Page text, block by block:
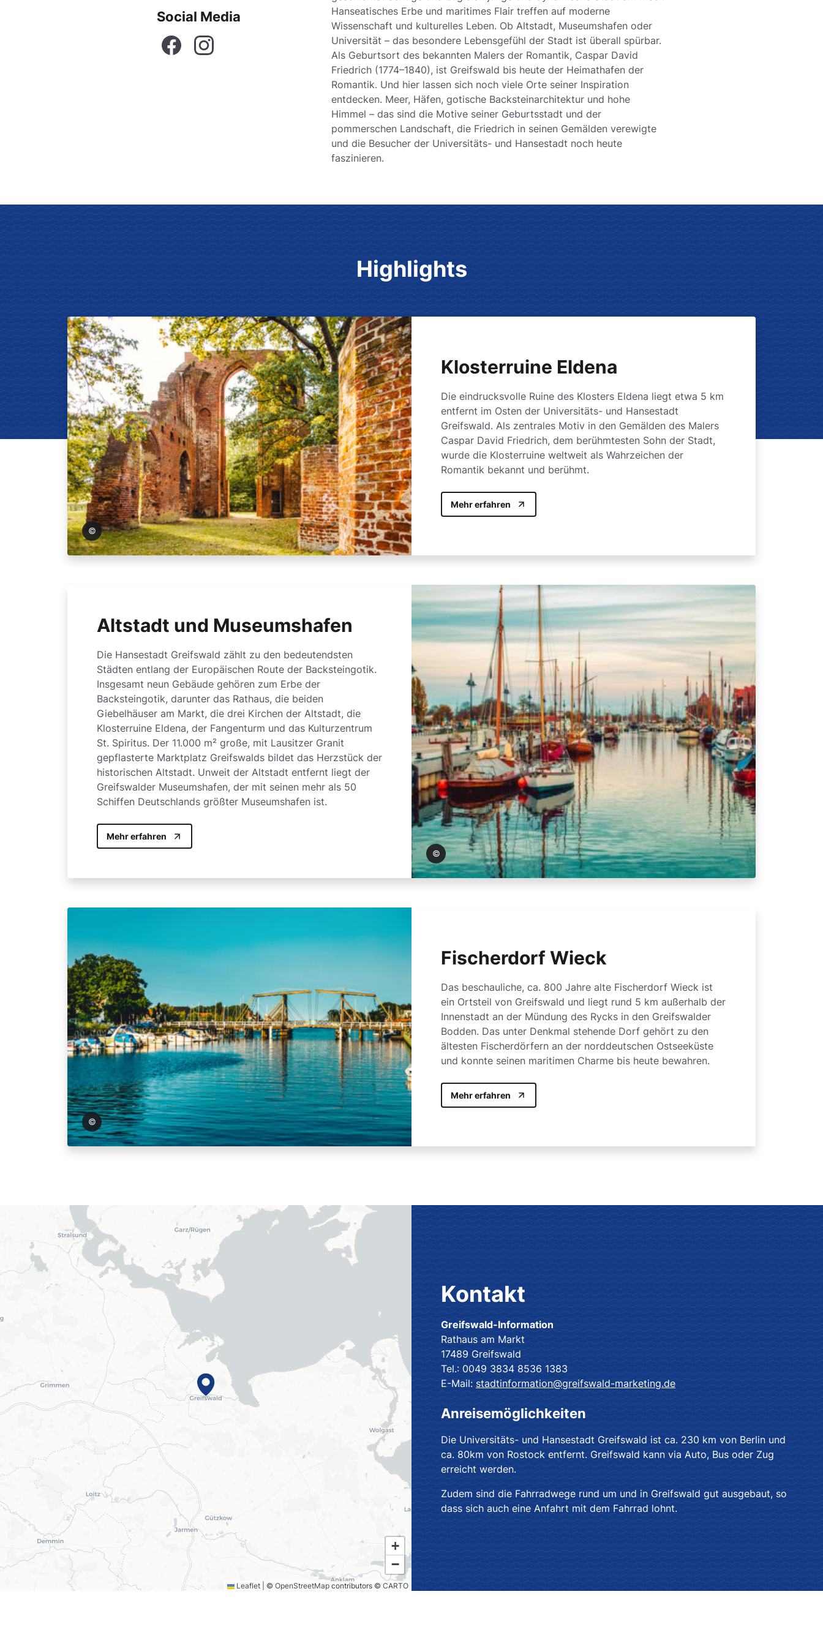
Hanseatisches Erbe und maritimes Flair treffen auf moderne
Wissenschaft und kulturelles Leben. Ob Altstadt, Museumshafen oder
Universität – das besondere Lebensgefühl der Stadt ist überall spürbar.
Als Geburtsort des bekannten Malers der Romantik, Caspar David
Friedrich (1774–1840), ist Greifswald bis heute der Heimathafen der
Romantik. Und hier lassen sich noch viele Orte seiner Inspiration
entdecken. Meer, Häfen, gotische Backsteinarchitektur und hohe
Himmel – das sind die Motive seiner Geburtsstadt und der
pommerschen Landschaft, die Friedrich in seinen Gemälden verewigte
und die Besucher der Universitäts- und Hansestadt noch heute
faszinieren.
Social Media
FacebookInstagram
Highlights
Wally Pruss
Klosterruine Eldena
Die eindrucksvolle Ruine des Klosters Eldena liegt etwa 5 km
entfernt im Osten der Universitäts- und Hansestadt
Greifswald. Als zentrales Motiv in den Gemälden des Malers
Caspar David Friedrich, dem berühmtesten Sohn der Stadt,
wurde die Klosterruine weltweit als Wahrzeichen der
Romantik bekannt und berühmt.
Mehr erfahren
Wally Pruss
Altstadt und Museumshafen
Die Hansestadt Greifswald zählt zu den bedeutendsten
Städten entlang der Europäischen Route der Backsteingotik.
Insgesamt neun Gebäude gehören zum Erbe der
Backsteingotik, darunter das Rathaus, die beiden
Giebelhäuser am Markt, die drei Kirchen der Altstadt, die
Klosterruine Eldena, der Fangenturm und das Kulturzentrum
St. Spiritus. Der 11.000 m² große, mit Lausitzer Granit
gepflasterte Marktplatz Greifswalds bildet das Herzstück der
historischen Altstadt. Unweit der Altstadt entfernt liegt der
Greifswalder Museumshafen, der mit seinen mehr als 50
Schiffen Deutschlands größter Museumshafen ist.
Mehr erfahren
Wally Pruss
Fischerdorf Wieck
Das beschauliche, ca. 800 Jahre alte Fischerdorf Wieck ist
ein Ortsteil von Greifswald und liegt rund 5 km außerhalb der
Innenstadt an der Mündung des Rycks in den Greifswalder
Bodden. Das unter Denkmal stehende Dorf gehört zu den
ältesten Fischerdörfern an der norddeutschen Ostseeküste
und konnte seinen maritimen Charme bis heute bewahren.
Mehr erfahren
+
−
Leaflet © OpenStreetMap contributors © CARTO
Kontakt
Greifswald-Information
Rathaus am Markt
17489 Greifswald
Tel.: 0049 3834 8536 1383
E-Mail: stadtinformation@greifswald-marketing.de
Anreisemöglichkeiten
Die Universitäts- und Hansestadt Greifswald ist ca. 230 km von Berlin und
ca. 80km von Rostock entfernt. Greifswald kann via Auto, Bus oder Zug
erreicht werden.
Zudem sind die Fahrradwege rund um und in Greifswald gut ausgebaut, so
dass sich auch eine Anfahrt mit dem Fahrrad lohnt.